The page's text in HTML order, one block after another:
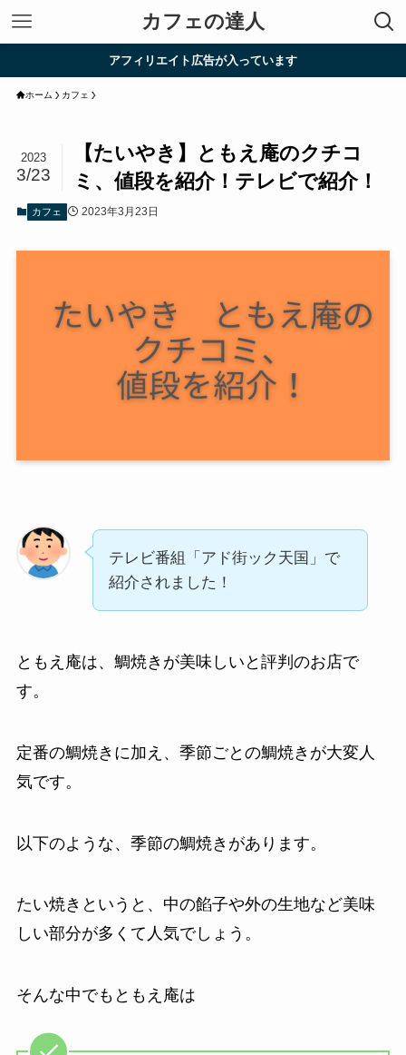
カフェの達人
アフィリエイト広告が入っています
ホーム カフェ
【たいやき】ともえ庵のクチコ
ミ、値段を紹介！テレビで紹介！
2023
3/23
カフェ 2023年3月23日
テレビ番組「アド街ック天国」で
紹介されました！
ともえ庵は、鯛焼きが美味しいと評判のお店で
す。
定番の鯛焼きに加え、季節ごとの鯛焼きが大変人
気です。
以下のような、季節の鯛焼きがあります。
たい焼きというと、中の餡子や外の生地など美味
しい部分が多くて人気でしょう。
そんな中でもともえ庵は